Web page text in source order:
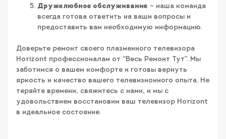
Дружелюбное обслуживание – наша команда
всегда готова ответить на ваши вопросы и
предоставить вам необходимую информацию.
Доверьте ремонт своего плазменного телевизора
Horizont профессионалам от “Весь Ремонт Тут”. Мы
заботимся о вашем комфорте и готовы вернуть
яркость и качество вашего телевизионного опыта. Не
теряйте времени, свяжитесь с нами, и мы с
удовольствием восстановим ваш телевизор Horizont
в идеальное состояние.